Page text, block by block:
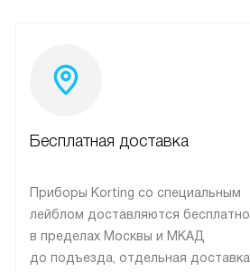
Бесплатная доставка
Приборы Korting со специальным
лейблом доставляются бесплатно
в пределах Москвы и МКАД
до подъезда, отдельная доставка